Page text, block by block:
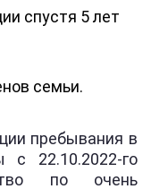
спустя 5 лет
семьи.
пребывания в
с 22.10.2022-го
по очень